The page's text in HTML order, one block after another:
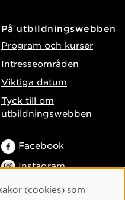
På utbildningswebben
Program och kurser
Intresseområden
Viktiga datum
Tyck till om
utbildningswebben
Facebook
Instagram
TikTok
(cookies) som